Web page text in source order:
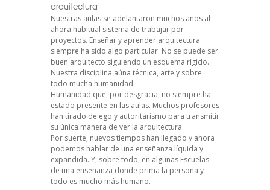
arquitectura
Nuestras aulas se adelantaron muchos años al
ahora habitual sistema de trabajar por
proyectos. Enseñar y aprender arquitectura
siempre ha sido algo particular. No se puede ser
buen arquitecto siguiendo un esquema rígido.
Nuestra disciplina aúna técnica, arte y sobre
todo mucha humanidad.
Humanidad que, por desgracia, no siempre ha
estado presente en las aulas. Muchos profesores
han tirado de ego y autoritarismo para transmitir
su única manera de ver la arquitectura.
Por suerte, nuevos tiempos han llegado y ahora
podemos hablar de una enseñanza líquida y
expandida. Y, sobre todo, en algunas Escuelas
de una enseñanza donde prima la persona y
todo es mucho más humano.